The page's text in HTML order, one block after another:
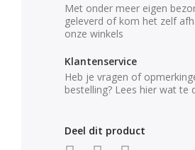
Met onder meer eigen
geleverd of kom het zelf
onze winkels
Klantenservice
Heb je vragen of
bestelling? Lees hier wat te
Deel dit product